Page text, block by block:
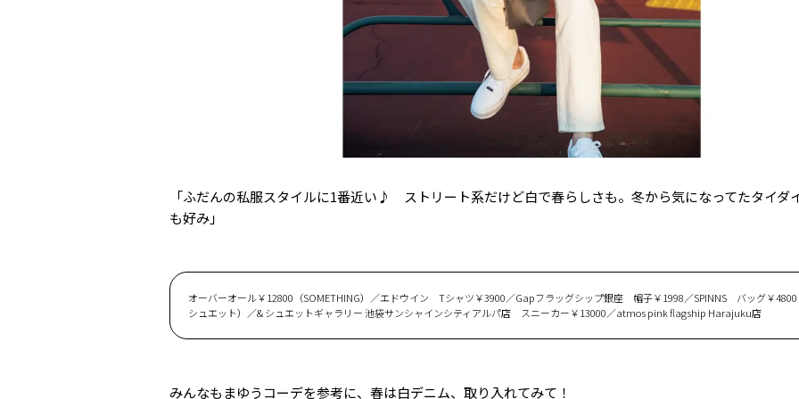
「ふだんの私服スタイルに1番近い♪ ストリート系だけど白で春らしさも。冬から気になってたタイダ
も好み」
オーバーオール￥12800（SOMETHING）／エドウイン Tシャツ￥3900／Gapフラッグシップ銀座 帽子￥1998／SPINNS バッグ￥4800
シュエット）／& シュエットギャラリー 池袋サンシャインシティアルパ店 スニーカー￥13000／atmos pink flagship Harajuku店
みんなもまゆうコーデを参考に、春は白デニム、取り入れてみて！